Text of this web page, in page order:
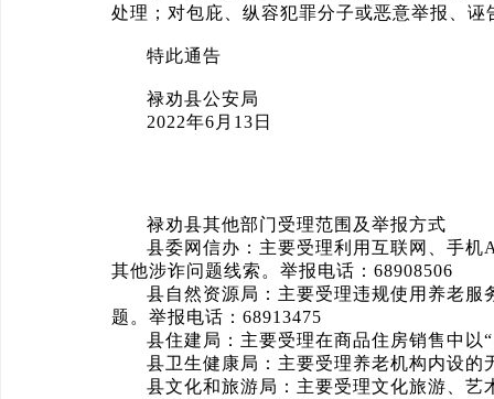
处理；对包庇、纵容犯罪分子或恶意举报、
特此通告
禄劝县公安局
2022年6月13日
禄劝县其他部门受理范围及举报方式
县委网信办：主要受理利用互联网、手机
其他涉诈问题线索。举报电话：68908506
县自然资源局：主要受理违规使用养老
题。举报电话：68913475
县住建局：主要受理在商品住房销售中以
县卫生健康局：主要受理养老机构内设的
县文化和旅游局：主要受理文化旅游、艺